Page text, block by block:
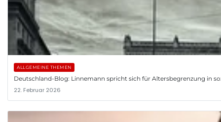
ALLGEMEINE THEMEN
Deutschland-Blog: Linnemann spricht sich für Altersbegrenzung in
22. Februar 2026